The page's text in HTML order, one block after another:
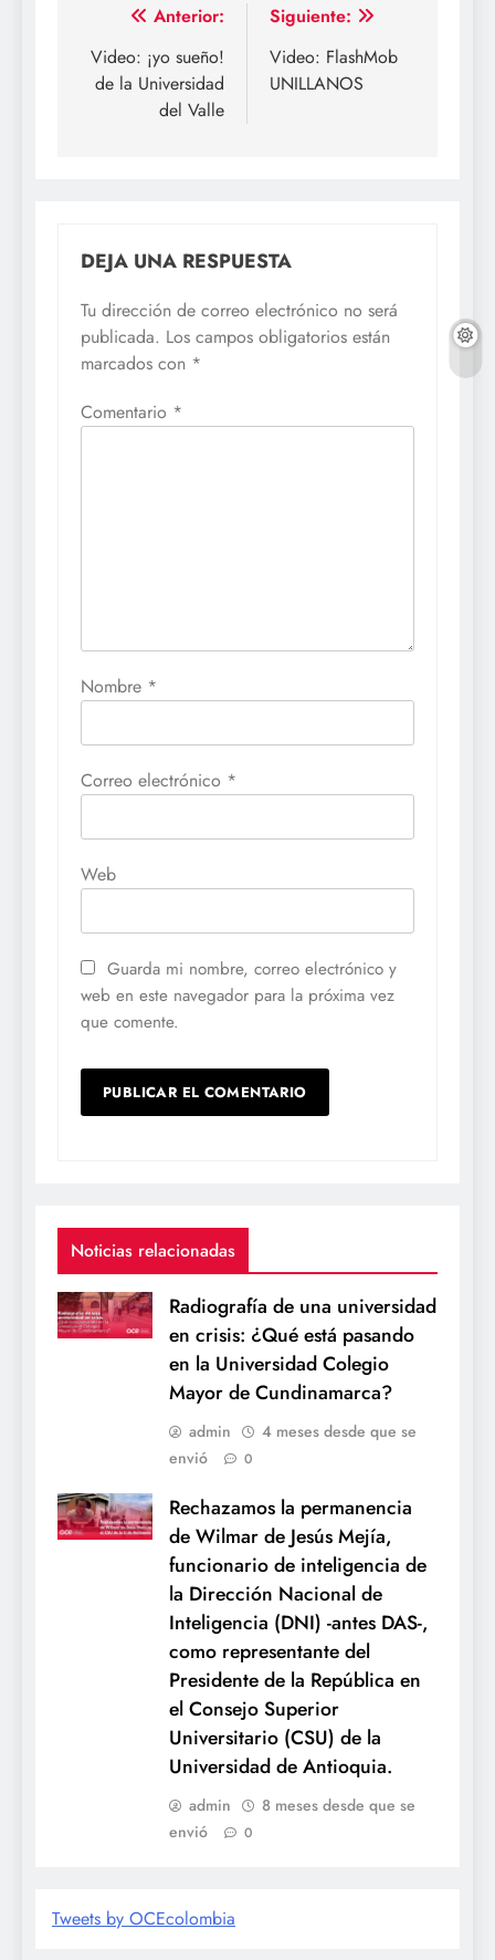
Navegación
de
entradas
Anterior:
Video: ¡yo sueño!
de la Universidad
del Valle
Siguiente:
Video: FlashMob
UNILLANOS
DEJA UNA RESPUESTA
Tu dirección de correo electrónico no será
publicada. Los campos obligatorios están
marcados con *
Comentario *
Nombre *
Correo electrónico *
Web
Guarda mi nombre, correo electrónico y
web en este navegador para la próxima vez
que comente.
Noticias relacionadas
Radiografía de una universidad
en crisis: ¿Qué está pasando
en la Universidad Colegio
Mayor de Cundinamarca?
admin
4 meses desde que se
envió
0
Rechazamos la permanencia
de Wilmar de Jesús Mejía,
funcionario de inteligencia de
la Dirección Nacional de
Inteligencia (DNI) -antes DAS-,
como representante del
Presidente de la República en
el Consejo Superior
Universitario (CSU) de la
Universidad de Antioquia.
admin
8 meses desde que se
envió
0
Tweets by OCEcolombia